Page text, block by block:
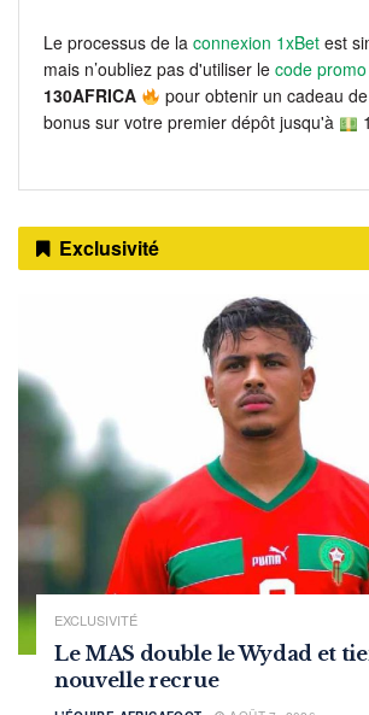
Le processus de la connexion 1xBet est
mais n’oubliez pas d'utiliser le code
130AFRICA
pour obtenir un cadeau
bonus sur votre premier dépôt jusqu'à
Exclusivité
EXCLUSIVITÉ
Le MAS double le Wydad et
nouvelle recrue